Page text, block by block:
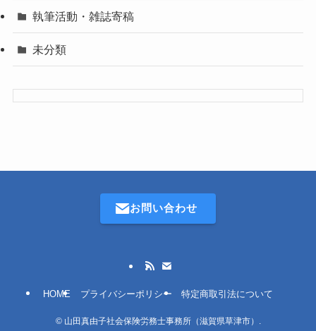
執筆活動・雑誌寄稿
未分類
お問い合わせ
HOME プライバシーポリシー 特定商取引法について
©山田真由子社会保険労務士事務所（滋賀県草津市）.